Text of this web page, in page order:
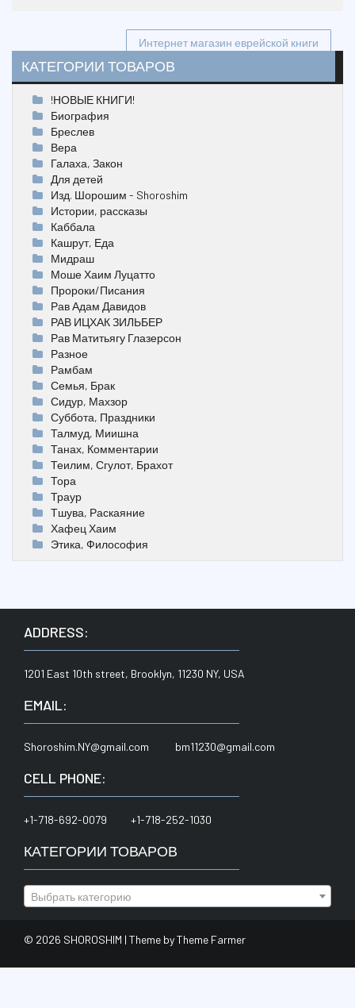
Навигация
по
записям
Интернет магазин еврейской книги
КАТЕГОРИИ ТОВАРОВ
!НОВЫЕ КНИГИ!
Биография
Бреслев
Вера
Галаха, Закон
Для детей
Изд. Шорошим - Shoroshim
Истории, рассказы
Каббала
Кашрут, Еда
Мидраш
Моше Хаим Луцатто
Пророки/Писания
Рав Адам Давидов
РАВ ИЦХАК ЗИЛЬБЕР
Рав Матитьягу Глазерсон
Разное
Рамбам
Семья, Брак
Сидур, Махзор
Суббота, Праздники
Талмуд, Миишна
Танах, Комментарии
Теилим, Сгулот, Брахот
Тора
Траур
Тшува, Раскаяние
Хафец Хаим
Этика, Философия
ADDRESS:
1201 East 10th street, Brooklyn, 11230 NY, USA
ЕMAIL:
Shoroshim.NY@gmail.com bm11230@gmail.com
CELL PHONE:
+1-718-692-0079 +1-718-252-1030
КАТЕГОРИИ ТОВАРОВ
Выбрать категорию
© 2026 SHOROSHIM | Theme byTheme Farmer